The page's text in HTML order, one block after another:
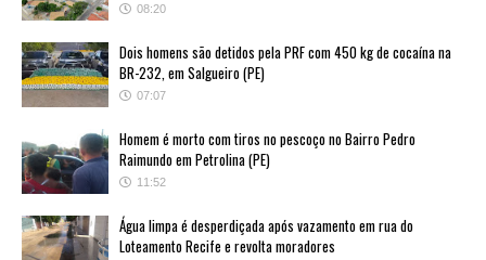
08:20
Dois homens são detidos pela PRF com 450 kg de cocaína na
BR-232, em Salgueiro (PE)
07:07
Homem é morto com tiros no pescoço no Bairro Pedro
Raimundo em Petrolina (PE)
11:52
Água limpa é desperdiçada após vazamento em rua do
Loteamento Recife e revolta moradores